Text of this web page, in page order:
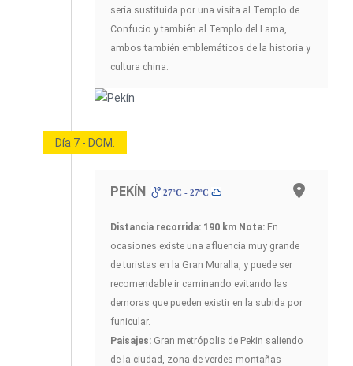
sería sustituida por una visita al Templo de
Confucio y también al Templo del Lama,
ambos también emblemáticos de la historia y
cultura china.
Día 7 - DOM.
PEKÍN 27ºC - 27ºC
Distancia recorrida: 190 km Nota: En
ocasiones existe una afluencia muy grande
de turistas en la Gran Muralla, y puede ser
recomendable ir caminando evitando las
demoras que pueden existir en la subida por
funicular.
Paisajes: Gran metrópolis de Pekin saliendo
de la ciudad, zona de verdes montañas